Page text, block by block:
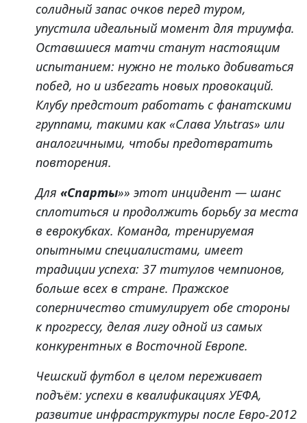
солидный запас очков перед туром,
упустила идеальный момент для триумфа.
Оставшиеся матчи станут настоящим
испытанием: нужно не только добиваться
побед, но и избегать новых провокаций.
Клубу предстоит работать с фанатскими
группами, такими как «Слава Ульtras» или
аналогичными, чтобы предотвратить
повторения.
Для «Спарты»» этот инцидент — шанс
сплотиться и продолжить борьбу за места
в еврокубках. Команда, тренируемая
опытными специалистами, имеет
традиции успеха: 37 титулов чемпионов,
больше всех в стране. Пражское
соперничество стимулирует обе стороны
к прогрессу, делая лигу одной из самых
конкурентных в Восточной Европе.
Чешский футбол в целом переживает
подъём: успехи в квалификациях УЕФА,
развитие инфраструктуры после Евро-2012